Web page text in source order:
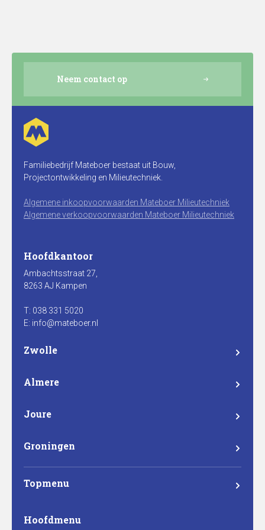
Neem contact op
Familiebedrijf Mateboer bestaat uit Bouw,
Projectontwikkeling en Milieutechniek.
Algemene inkoopvoorwaarden Mateboer Milieutechniek
Algemene verkoopvoorwaarden Mateboer Milieutechniek
Hoofdkantoor
Ambachtsstraat 27,
8263 AJ Kampen
T: 038 331 5020
E: info@mateboer.nl
Zwolle
8042 PD Zwolle
Almere
1317 NZ Almere
Joure
8501 XC Joure
Groningen
Hoofdmenu
Topmenu